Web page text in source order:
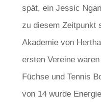
spät, ein Jessic
zu diesem Zeitpunkt
Akademie von
ersten Vereine
Füchse und Tennis
von 14 wurde